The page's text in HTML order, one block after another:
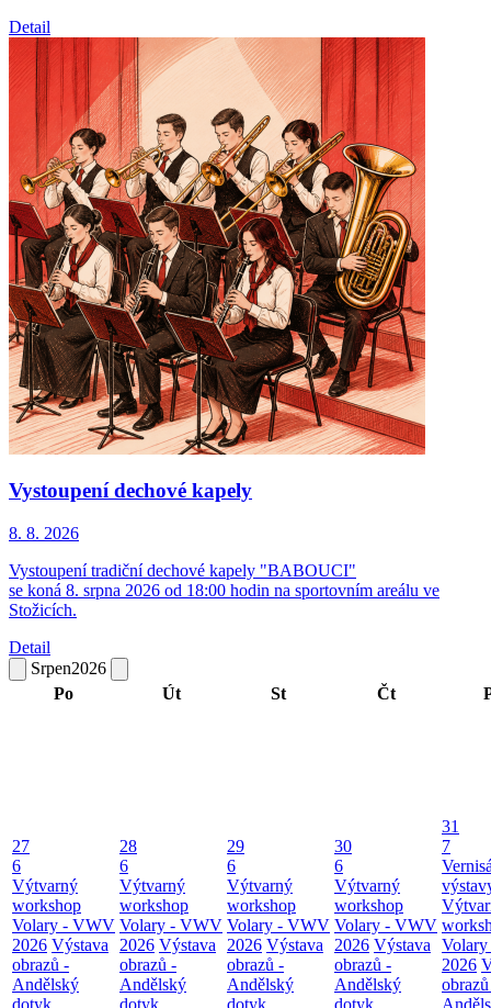
Detail
Vystoupení dechové kapely
8. 8. 2026
Vystoupení tradiční dechové kapely "BABOUCI"
se koná 8. srpna 2026 od 18:00 hodin na sportovním areálu ve
Stožicích.
Detail
Srpen2026
Po
Út St Čt
27
6
Výtvarný
workshop
Volary - VWV
2026 Výstava
obrazů -
Andělský
dotyk
28
6
Výtvarný
workshop
Volary - VWV
2026 Výstava
obrazů -
Andělský
dotyk
29
6
Výtvarný
workshop
Volary - VWV
2026 Výstava
obrazů -
Andělský
dotyk
30
6
Výtvarný
workshop
Volary - VWV
2026 Výstava
obrazů -
Andělský
dotyk
31
7
2026